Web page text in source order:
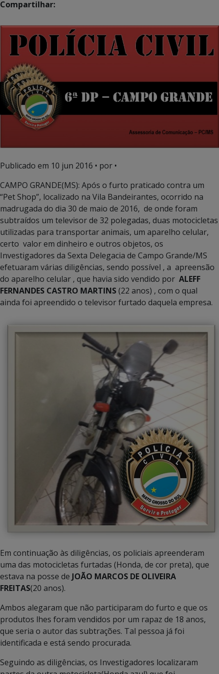
Compartilhar:
Publicado em 10 jun 2016 • por •
CAMPO GRANDE(MS): Após o furto praticado contra um
“Pet Shop”, localizado na Vila Bandeirantes, ocorrido na
madrugada do dia 30 de maio de 2016, de onde foram
subtraídos um televisor de 32 polegadas, duas motocicletas
utilizadas para transportar animais, um aparelho celular,
certo valor em dinheiro e outros objetos, os
Investigadores da Sexta Delegacia de Campo Grande/MS
efetuaram várias diligências, sendo possível , a apreensão
do aparelho celular , que havia sido vendido por ALEFF
FERNANDES CASTRO MARTINS(22 anos) , com o qual
ainda foi apreendido o televisor furtado daquela empresa.
Em continuação às diligências, os policiais apreenderam
uma das motocicletas furtadas (Honda, de cor preta), que
estava na posse de JOÃO MARCOS DE OLIVEIRA
FREITAS(20 anos).
Ambos alegaram que não participaram do furto e que os
produtos lhes foram vendidos por um rapaz de 18 anos,
que seria o autor das subtrações. Tal pessoa já foi
identificada e está sendo procurada.
Seguindo as diligências, os Investigadores localizaram